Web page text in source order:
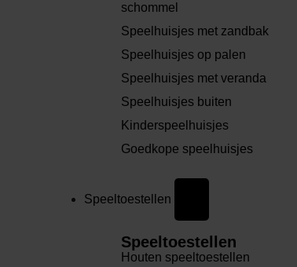
schommel
Speelhuisjes met zandbak
Speelhuisjes op palen
Speelhuisjes met veranda
Speelhuisjes buiten
Kinderspeelhuisjes
Goedkope speelhuisjes
Speeltoestellen
Speeltoestellen
Houten speeltoestellen